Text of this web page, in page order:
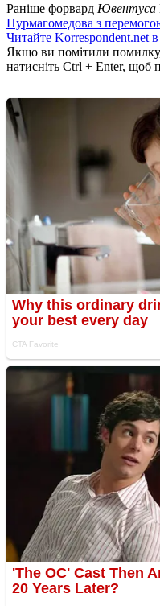
Раніше форвард Ювентуса
Нурмагомедова з
Читайте Korrespondent.net
Якщо ви помітили помилку,
натисніть Ctrl + Enter, щоб